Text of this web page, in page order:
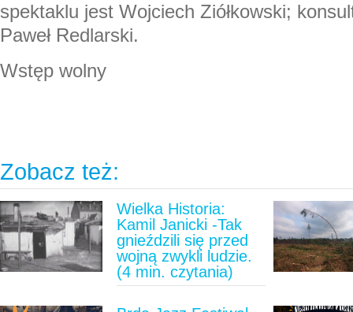
spektaklu jest Wojciech Ziółkowski;
Paweł Redlarski.
Wstęp wolny
Zobacz też:
Wielka Historia:
Kamil Janicki -Tak
gnieździli się przed
wojną zwykli ludzie.
(4 min. czytania)